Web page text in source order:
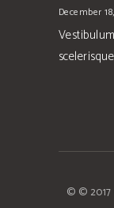
December
© © 2017